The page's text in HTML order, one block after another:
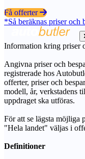
Få offerter
*Så beräknas priser och
Information kring priser
Angivna priser och
registrerade hos
offerter, priser och
modell, år, verkstadens
uppdraget ska utföras.
För att se lägsta möjliga
"Hela landet" väljas i
Definitioner